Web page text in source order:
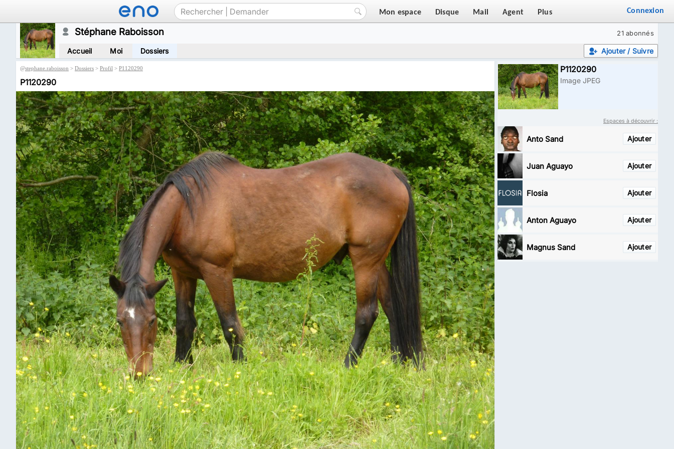
Mon espace Disque Mail Agent Plus Connexion
21 abonnés
Stéphane Raboisson
Ajouter / Suivre
Accueil Moi Dossiers
@stephane.raboisson > Dossiers > Profil > P1120290
P1120290
P1120290
Image JPEG
Espaces à découvrir :
Ajouter
Anto Sand
Ajouter
Juan Aguayo
Ajouter
Flosia
Ajouter
Anton Aguayo
Ajouter
Magnus Sand